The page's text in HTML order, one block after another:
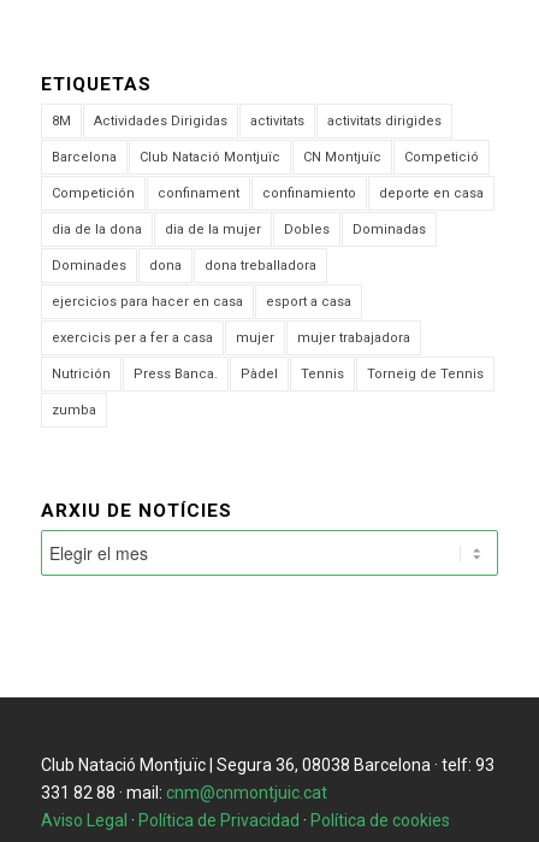
ETIQUETAS
8M Actividades Dirigidas activitats activitats dirigides
Barcelona Club Natació Montjuïc CN Montjuïc Competició
Competición confinament confinamiento deporte en casa
dia de la dona dia de la mujer Dobles Dominadas
Dominades dona dona treballadora
ejercicios para hacer en casa esport a casa
exercicis per a fer a casa mujer mujer trabajadora
Nutrición Press Banca. Pàdel Tennis Torneig de Tennis
zumba
ARXIU DE NOTÍCIES
Club Natació Montjuïc | Segura 36, 08038 Barcelona · telf: 93
331 82 88 · mail: cnm@cnmontjuic.cat
Aviso Legal · Política de Privacidad · Política de cookies